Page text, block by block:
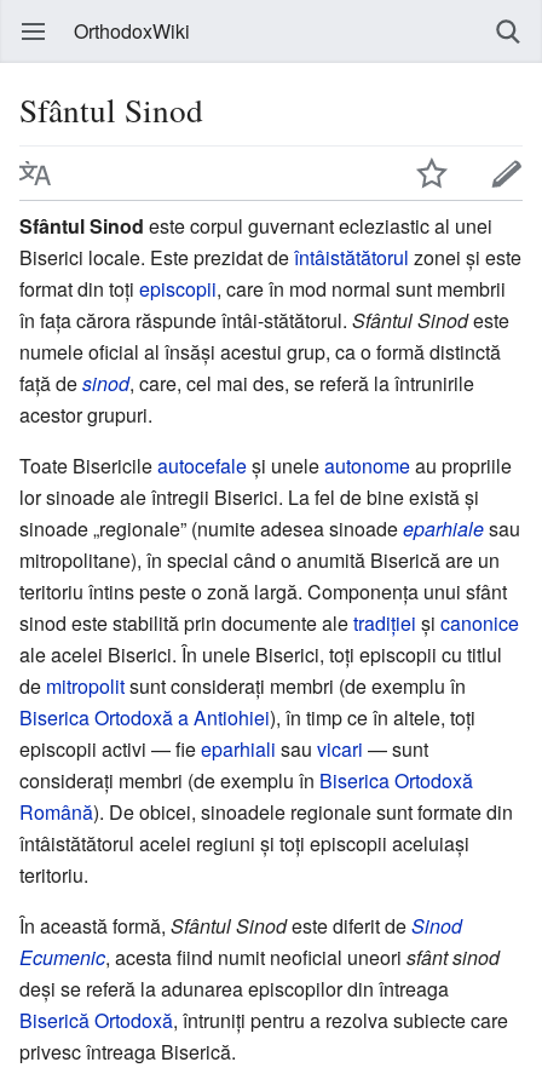
OrthodoxWiki
Sfântul Sinod
Sfântul Sinod este corpul guvernant ecleziastic al unei
Biserici locale. Este prezidat deîntâistătătorul zonei și este
format din toți episcopii, care în mod normal sunt membrii
în fața cărora răspunde întâi-stătătorul. Sfântul Sinodeste
numele oficial al însăși acestui grup, ca o formă distinctă
față desinod, care, cel mai des, se referă la întrunirile
acestor grupuri.
Toate Bisericileautocefaleși uneleautonomeau propriile
lor sinoade ale întregii Biserici. La fel de bine există și
sinoade „regionale” (numite adesea sinoadeeparhialesau
mitropolitane), în special când o anumită Biserică are un
teritoriu întins peste o zonă largă. Componența unui sfânt
sinod este stabilită prin documente aletradiției și canonice
ale acelei Biserici. În unele Biserici, toți episcopii cu titlul
de mitropolitsunt considerați membri (de exemplu în
Biserica Ortodoxă a Antiohiei), în timp ce în altele, toți
episcopii activi — fieeparhiali sau vicari — sunt
considerați membri (de exemplu în Biserica Ortodoxă
Română). De obicei, sinoadele regionale sunt formate din
întâistătătorul acelei regiuni și toți episcopii aceluiași
teritoriu.
În această formă, Sfântul Sinodeste diferit deSinod
Ecumenic, acesta fiind numit neoficial uneori sfânt sinod
deși se referă la adunarea episcopilor din întreaga
Biserică Ortodoxă, întruniți pentru a rezolva subiecte care
privesc întreaga Biserică.